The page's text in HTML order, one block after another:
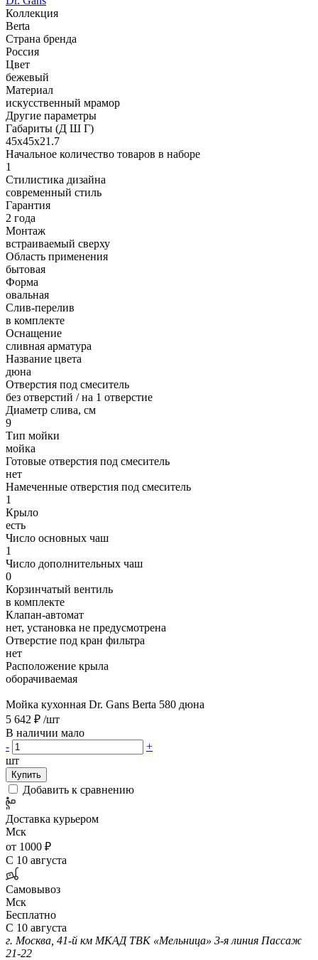
Коллекция
Berta
Страна бренда
Россия
Цвет
бежевый
Материал
искусственный мрамор
Другие параметры
Габариты (Д Ш Г)
45х45х21.7
Начальное количество товаров в наборе
1
Стилистика дизайна
современный стиль
Гарантия
2 года
Монтаж
встраиваемый сверху
Область применения
бытовая
Форма
овальная
Слив-перелив
в комплекте
Оснащение
сливная арматура
Название цвета
дюна
Отверстия под смеситель
без отверстий / на 1 отверстие
Диаметр слива, см
9
Тип мойки
мойка
Готовые отверстия под смеситель
нет
Намеченные отверстия под смеситель
1
Крыло
есть
Число основных чаш
1
Число дополнительных чаш
0
Корзинчатый вентиль
в комплекте
Клапан-автомат
нет, установка не предусмотрена
Отверстие под кран фильтра
нет
Расположение крыла
оборачиваемая
Мойка кухонная Dr. Gans Berta 580 дюна
5 642 ₽ /шт
В наличии мало
-
+
шт
Купить
Добавить к сравнению
Доставка курьером
Мск
от 1000 ₽
С 10 августа
Самовывоз
Мск
Бесплатно
С 10 августа
г. Москва, 41-й км МКАД ТВК «Мельница» 3-я линия Пассаж
21-22